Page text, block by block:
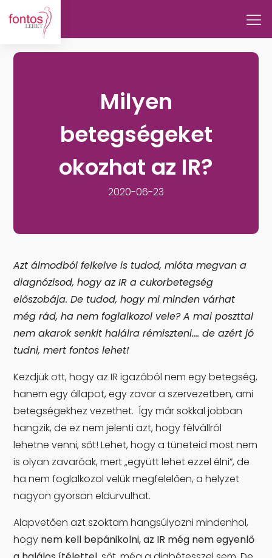
Milyen
betegségeket
okozhat az IR?
2020-06-23
Azt álmodból felkelve is tudod, mióta megvan a
diagnózisod, hogy az IR a cukorbetegség
előszobája. De tudod, hogy mi minden várhat
még rád, ha nem foglalkozol vele? A mai poszttal
nem akarok senkit halálra rémiszteni…. de azért jó
tudni, mert fontos lehet!
Kezdjük ott, hogy az IR igazából nem egy betegség,
hanem egy állapot, egy zavar a szervezetben, ami
betegségekhez vezethet. Így már sokkal jobban
hangzik, de ez nem jelenti azt, hogy félvállról
lehetne venni, sőt! Lehet, hogy a tüneteid most nem
is olyan zavaróak, mert „együtt lehet ezzel élni”, de
ha nem foglalkozol velük megfelelően, a helyzet
nagyon gyorsan eldurvulhat.
Alapvetően azt szoktam hangsúlyozni mindenhol,
hogy nem kell bepánikolni, az IR még nem egyenlő